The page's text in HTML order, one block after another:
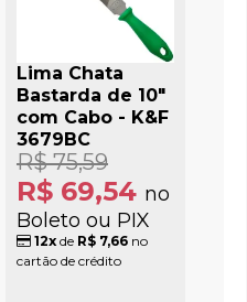
Lima Chata
Bastarda de 10"
com Cabo - K&F
3679BC
R$ 69,54 no
Boleto ou PIX
R$ 75,59
12xde R$ 7,66no
cartão de crédito